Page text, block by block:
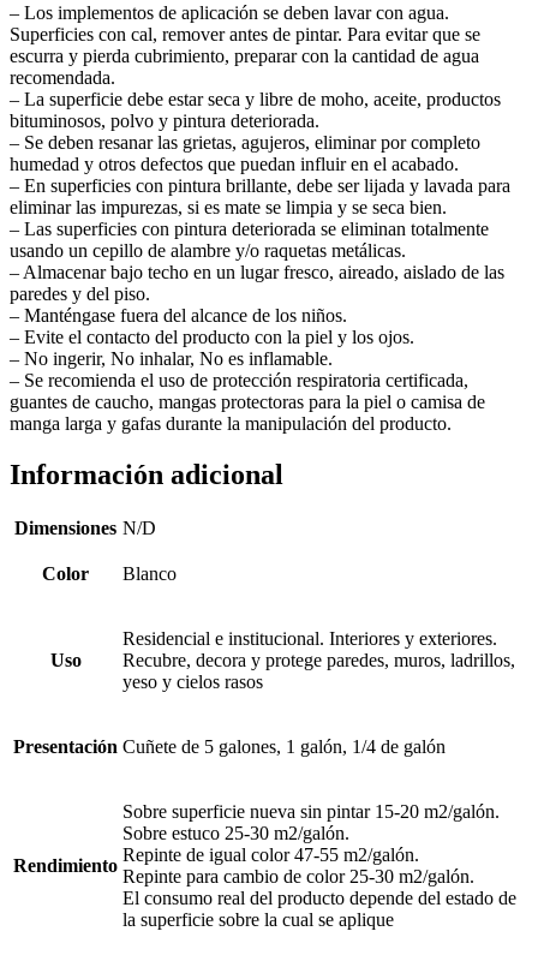
– Los implementos de aplicación se deben lavar con agua.
Superficies con cal, remover antes de pintar. Para evitar que se
escurra y pierda cubrimiento, preparar con la cantidad de agua
recomendada.
– La superficie debe estar seca y libre de moho, aceite, productos
bituminosos, polvo y pintura deteriorada.
– Se deben resanar las grietas, agujeros, eliminar por completo
humedad y otros defectos que puedan influir en el acabado.
– En superficies con pintura brillante, debe ser lijada y lavada para
eliminar las impurezas, si es mate se limpia y se seca bien.
– Las superficies con pintura deteriorada se eliminan totalmente
usando un cepillo de alambre y/o raquetas metálicas.
– Almacenar bajo techo en un lugar fresco, aireado, aislado de las
paredes y del piso.
– Manténgase fuera del alcance de los niños.
– Evite el contacto del producto con la piel y los ojos.
– No ingerir, No inhalar, No es inflamable.
– Se recomienda el uso de protección respiratoria certificada,
guantes de caucho, mangas protectoras para la piel o camisa de
manga larga y gafas durante la manipulación del producto.
Información adicional
Dimensiones N/D
Color Blanco
Uso
Residencial e institucional. Interiores y exteriores.
Recubre, decora y protege paredes, muros, ladrillos,
yeso y cielos rasos
Presentación Cuñete de 5 galones, 1 galón, 1/4 de galón
Rendimiento
Sobre superficie nueva sin pintar 15-20 m2/galón.
Sobre estuco 25-30 m2/galón.
Repinte de igual color 47-55 m2/galón.
Repinte para cambio de color 25-30 m2/galón.
El consumo real del producto depende del estado de
la superficie sobre la cual se aplique